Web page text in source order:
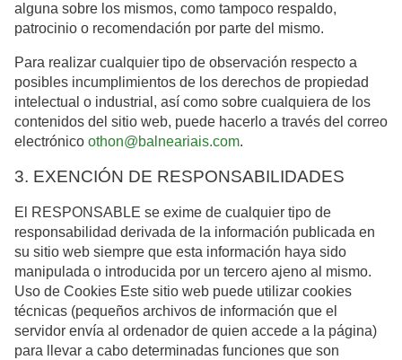
alguna sobre los mismos, como tampoco respaldo,
patrocinio o recomendación por parte del mismo.
Para realizar cualquier tipo de observación respecto a
posibles incumplimientos de los derechos de propiedad
intelectual o industrial, así como sobre cualquiera de los
contenidos del sitio web, puede hacerlo a través del correo
electrónico othon@balneariais.com.
3. EXENCIÓN DE RESPONSABILIDADES
El RESPONSABLE se exime de cualquier tipo de
responsabilidad derivada de la información publicada en
su sitio web siempre que esta información haya sido
manipulada o introducida por un tercero ajeno al mismo.
Uso de Cookies Este sitio web puede utilizar cookies
técnicas (pequeños archivos de información que el
servidor envía al ordenador de quien accede a la página)
para llevar a cabo determinadas funciones que son